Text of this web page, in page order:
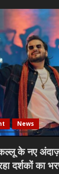
News
के नए अंदाज़
दर्शकों का